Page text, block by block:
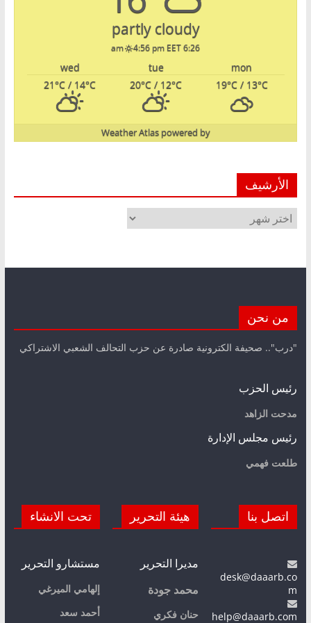
partly cloudy
6:26 am
4:56 pm EET
mon
tue
wed
19°C/ 13°C
20°C / 12°C
21°C / 14°C
powered by
Weather Atlas
الأرشيف
الأرشيف
من نحن
"درب".. صحيفة الكترونية صادرة عن حزب التحالف الشعبي الاشتراكي
رئيس الحزب
مدحت الزاهد
رئيس مجلس الإدارة
طلعت فهمي
اتصل بنا
desk@daaarb.co
m
help@daaarb.com
هيئة التحرير
مديرا التحرير
محمد جودة
حنان فكري
تحت الانشاء
مستشارو التحرير
إلهامي الميرغي
أحمد سعد